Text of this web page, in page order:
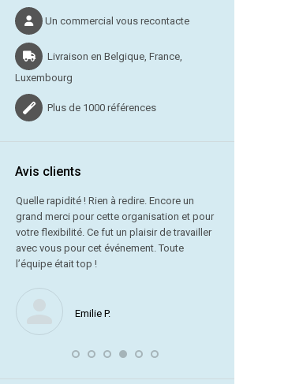
Un commercial vous recontacte
Livraison en Belgique, France,
Luxembourg
Plus de 1000 références
Avis clients
Quelle rapidité ! Rien à redire. Encore un
grand merci pour cette organisation et pour
votre flexibilité. Ce fut un plaisir de travailler
avec vous pour cet événement. Toute
l’équipe était top !
Emilie P.